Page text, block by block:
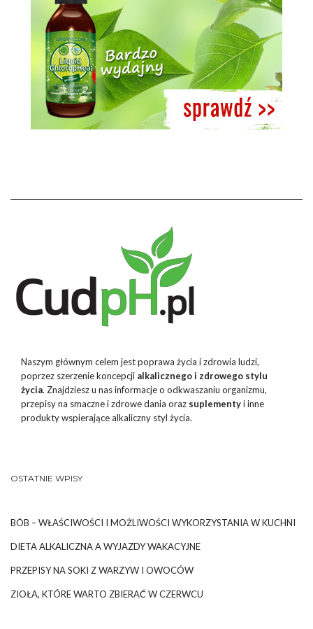
Naszym głównym celem jest poprawa życia i zdrowia ludzi,
poprzez szerzenie koncepcji alkalicznego i zdrowego stylu
życia. Znajdziesz u nas informacje o odkwaszaniu organizmu,
przepisy na smaczne i zdrowe dania oraz suplementyi inne
produkty wspierające alkaliczny styl życia.
OSTATNIE WPISY
BÓB – WŁAŚCIWOŚCI I MOŻLIWOŚCI WYKORZYSTANIA W KUCHNI
DIETA ALKALICZNA A WYJAZDY WAKACYJNE
PRZEPISY NA SOKI Z WARZYW I OWOCÓW
ZIOŁA, KTÓRE WARTO ZBIERAĆ W CZERWCU